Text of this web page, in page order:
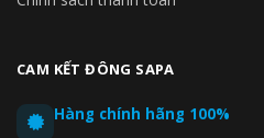
CAM KẾT ĐÔNG SAPA
Hàng chính hãng 100%